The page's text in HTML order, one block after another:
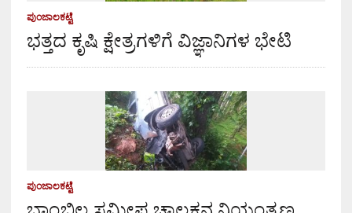
ಪುಂಜಾಲಕಟ್ಟೆ
ಭತ್ತದ ಕೃಷಿ ಕ್ಷೇತ್ರಗಳಿಗೆ ವಿಜ್ಞಾನಿಗಳ ಭೇಟಿ
ಪುಂಜಾಲಕಟ್ಟೆ